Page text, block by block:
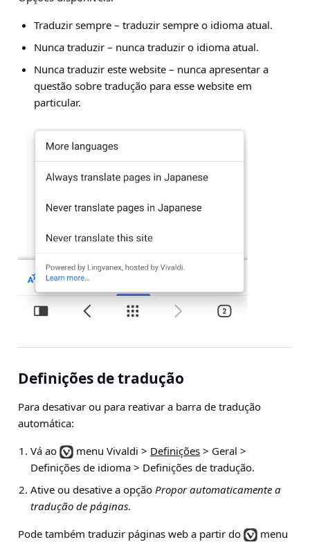
Traduzir sempre– traduzir sempre o idioma atual.
Nunca traduzir– nunca traduzir o idioma atual.
Nunca traduzir este website– nunca apresentar a
questão sobre tradução para esse website em
particular.
Definições de tradução
Para desativar ou para reativar a barra de tradução
automática:
Vá ao
menu Vivaldi > Definições > Geral >
Definições de idioma > Definições de tradução.
Ative ou desative a opção Propor automaticamente a
tradução de páginas.
Pode também traduzir páginas web a partir do
menu